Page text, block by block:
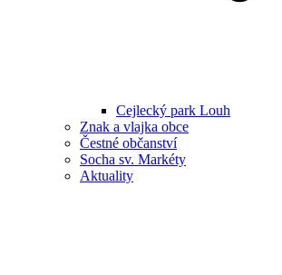
Cejlecký park Louh
Znak a vlajka obce
Čestné občanství
Socha sv. Markéty
Aktuality